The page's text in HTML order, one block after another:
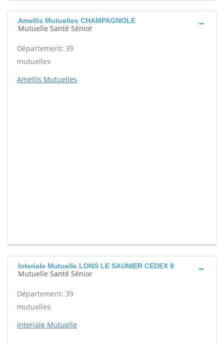
Amellis Mutuelles CHAMPAGNOLE
Mutuelle Santé Sénior
Département: 39
mutuelles
Amellis Mutuelles
Interiale Mutuelle LONS LE SAUNIER CEDEX 9
Mutuelle Santé Sénior
Département: 39
mutuelles
Interiale Mutuelle